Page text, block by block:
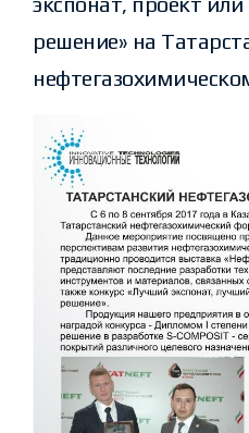
решение» на